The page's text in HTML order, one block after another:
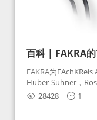
百科 | FAKRA
FAKRA为
Huber-Suhner，
Huber-Suhner相关
Rosenberger）缩
接，如今FAKRA已
28428 1